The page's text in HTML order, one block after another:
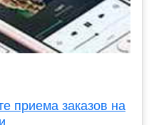
приема заказов на